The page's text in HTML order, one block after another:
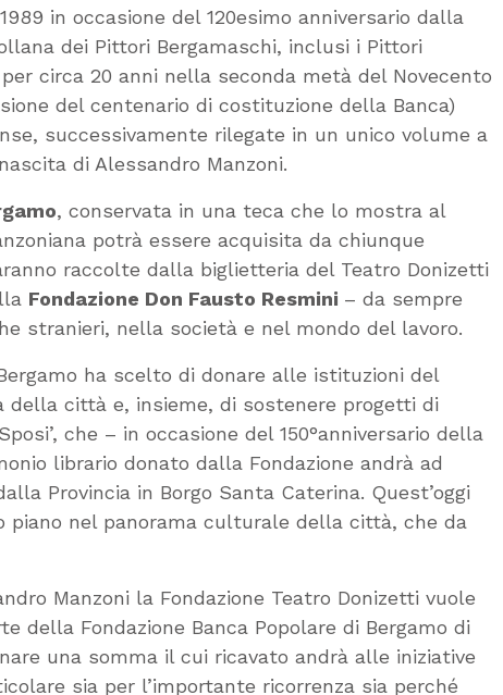
in occasione del 120esimo anniversario dalla
dei Pittori Bergamaschi, inclusi i Pittori
circa 20 anni nella seconda metà del Novecento
del centenario di costituzione della Banca)
successivamente rilegate in un unico volume a
di Alessandro Manzoni.
, conservata in una teca che lo mostra al
potrà essere acquisita da chiunque
raccolte dalla biglietteria del Teatro Donizetti
Fondazione Don Fausto Resmini – da sempre
stranieri, nella società e nel mondo del lavoro.
ha scelto di donare alle istituzioni del
città e, insieme, di sostenere progetti di
che – in occasione del 150°anniversario della
librario donato dalla Fondazione andrà ad
Provincia in Borgo Santa Caterina. Quest’oggi
piano nel panorama culturale della città, che da
Manzoni la Fondazione Teatro Donizetti vuole
Fondazione Banca Popolare di Bergamo di
una somma il cui ricavato andrà alle iniziative
sia per l’importante ricorrenza sia perché